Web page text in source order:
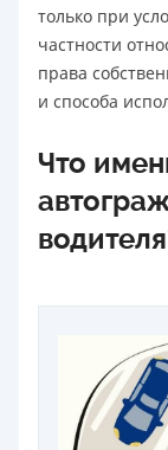
только при
частности
права
и способа
Что